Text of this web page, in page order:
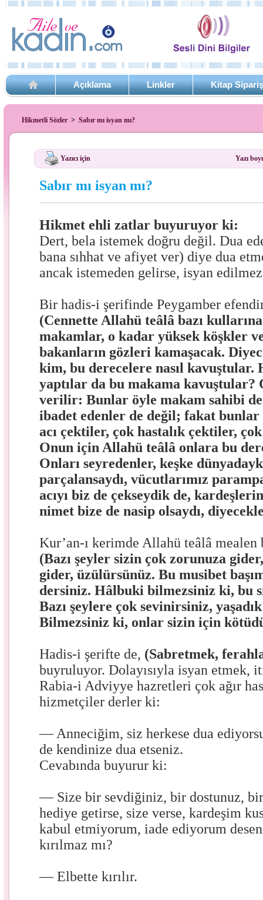
Açıklama Linkler Kitap
Hikmetli Sözler > Sabır mı isyan mı?
Yazıcı için Yazı
Sabır mı isyan mı?
Hikmet ehli zatlar buyuruyor ki:
Dert, bela istemek doğru değil. Dua
bana sıhhat ve afiyet ver) diye dua
ancak istemeden gelirse, isyan
Bir hadis-i şerifinde Peygamber
(Cennette Allahü teâlâ bazı
makamlar, o kadar yüksek köşkler
bakanların gözleri kamaşacak.
kim, bu derecelere nasıl kavuştular.
yaptılar da bu makama kavuştular?
verilir: Bunlar öyle makam sahibi
ibadet edenler de değil; fakat bunlar
acı çektiler, çok hastalık çektiler,
Onun için Allahü teâlâ onlara bu
Onları seyredenler, keşke
parçalansaydı, vücutlarımız
acıyı biz de çekseydik de,
nimet bize de nasip olsaydı,
Kur’an-ı kerimde Allahü teâlâ
(Bazı şeyler sizin çok zorunuza
gider, üzülürsünüz. Bu musibet
dersiniz. Hâlbuki bilmezsiniz ki, bu
Bazı şeylere çok sevinirsiniz,
Bilmezsiniz ki, onlar sizin için
Hadis-i şerifte de, (Sabretmek,
buyruluyor. Dolayısıyla isyan etmek,
Rabia-i Adviyye hazretleri çok ağır
hizmetçiler derler ki:
— Anneciğim, siz herkese dua
de kendinize dua etseniz.
Cevabında buyurur ki:
— Size bir sevdiğiniz, bir dostunuz, bir
hediye getirse, size verse, kardeşim
kabul etmiyorum, iade ediyorum
kırılmaz mı?
— Elbette kırılır.